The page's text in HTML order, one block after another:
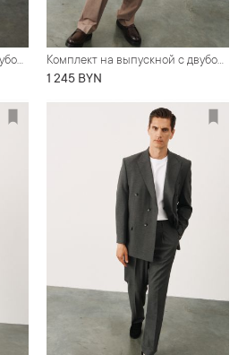
Комплект на выпускной с двубортным оверсайз костюмом коричневого цвета (костюм, туфли, футболка) Комплект на выпускной с двубортным оверсайз костюмом серо-бежевого цвета (костюм, туфли, футболка)
1 245 BYN